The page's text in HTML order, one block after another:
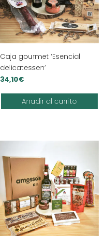
Caja gourmet ‘Esencial
delicatessen’
34,10€
Añadir al carrito